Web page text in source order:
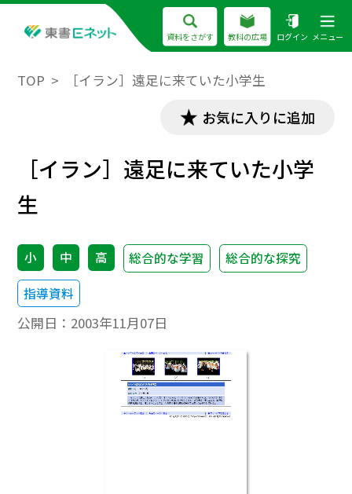
資料をさがす 教科の広場 ログイン メニュー
TOP ［イラン］遠足に来ていた小学生
お気に入りに追加
［イラン］遠足に来ていた小学
生
小 中 高 総合的な学習
総合的な探究
指導資料
公開日： 2003年11月07日